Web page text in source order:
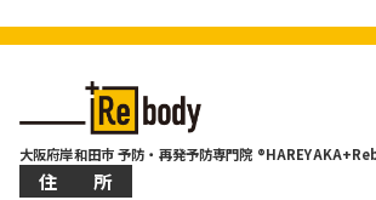
大阪府岸和田市 予防・再発予防専門院
住 所